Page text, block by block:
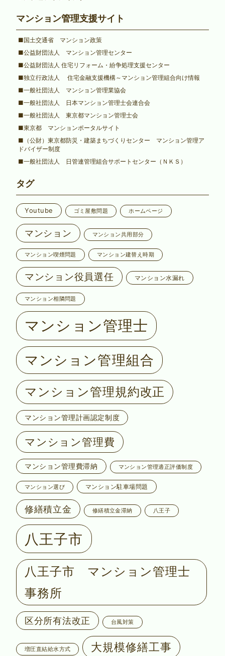
マンション管理支援サイト
■国土交通省 マンション政策
■公益財団法人 マンション管理センター
■公益財団法人 住宅リフォーム・紛争処理支援センター
■独立行政法人 住宅金融支援機構～マンション管理組合向け情報
■一般社団法人 マンション管理業協会
■一般社団法人 日本マンション管理士会連合会
■一般社団法人 東京都マンション管理士会
■東京都 マンションポータルサイト
■（公財）東京都防災・建築まちづくりセンター マンション管理ア
ドバイザー制度
■一般社団法人 日管連管理組合サポートセンター（ＮＫＳ）
タグ
Youtube ゴミ屋敷問題 ホームページ
マンション マンション共用部分
マンション喫煙問題 マンション建替え時期
マンション役員選任 マンション水漏れ
マンション相隣問題
マンション管理士
マンション管理組合
マンション管理規約改正
マンション管理計画認定制度
マンション管理費
マンション管理費滞納 マンション管理適正評価制度
マンション選び マンション駐車場問題
修繕積立金 修繕積立金滞納 八王子
八王子市
八王子市 マンション管理士
事務所
区分所有法改正 台風対策
増圧直結給水方式 大規模修繕工事